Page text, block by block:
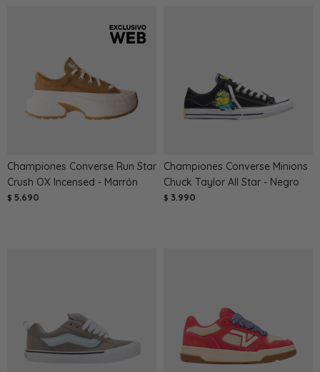
Championes Converse Run Star
Crush OX Incensed - Marrón
$ 5.690
Championes Converse Minions
Chuck Taylor All Star - Negro
$ 3.990